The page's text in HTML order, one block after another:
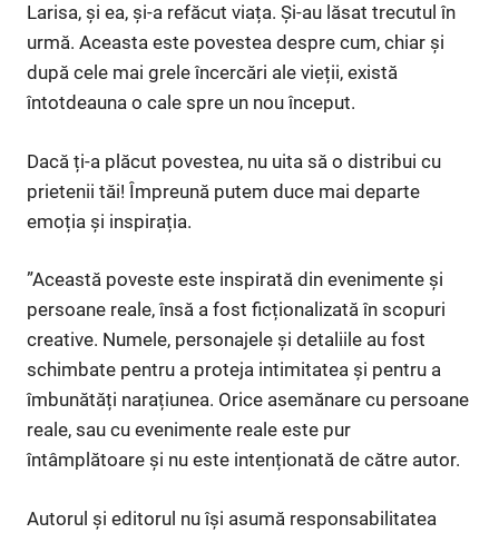
Larisa, și ea, și-a refăcut viața. Și-au lăsat trecutul în
urmă. Aceasta este povestea despre cum, chiar și
după cele mai grele încercări ale vieții, există
întotdeauna o cale spre un nou început.
Dacă ți-a plăcut povestea, nu uita să o distribui cu
prietenii tăi! Împreună putem duce mai departe
emoția și inspirația.
”Această poveste este inspirată din evenimente și
persoane reale, însă a fost ficționalizată în scopuri
creative. Numele, personajele și detaliile au fost
schimbate pentru a proteja intimitatea și pentru a
îmbunătăți narațiunea. Orice asemănare cu persoane
reale, sau cu evenimente reale este pur
întâmplătoare și nu este intenționată de către autor.
Autorul și editorul nu își asumă responsabilitatea